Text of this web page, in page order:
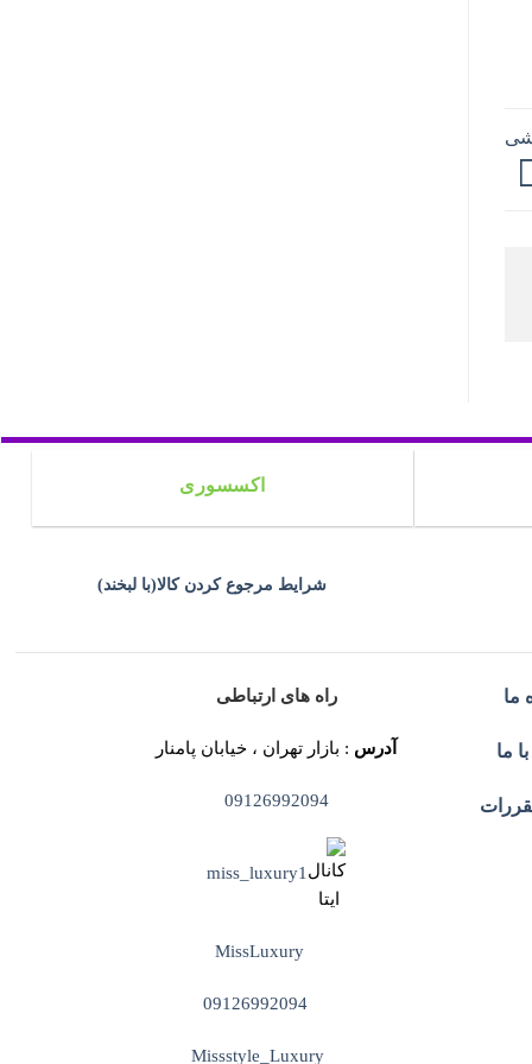
اکسسوری
شرایط مرجوع کردن کالا(با لبخند)
ما
ما
راه های ارتباطی
آدرس : بازار تهران ، خیابان پامنار
09126992094
miss_luxury1
MissLuxury
09126992094
Missstyle_Luxury